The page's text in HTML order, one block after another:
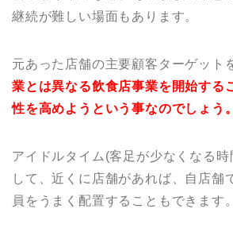
継続が難しい場面もあります。
元あった店舗の主要顧客ターゲット
業とは異なる飲食店事業を開始する
性を高めようという事なのでしょう。
アイドルタイム(客足が少なくなる時
して、近くに店舗があれば、自店舗
員をうまく配置することもできます。